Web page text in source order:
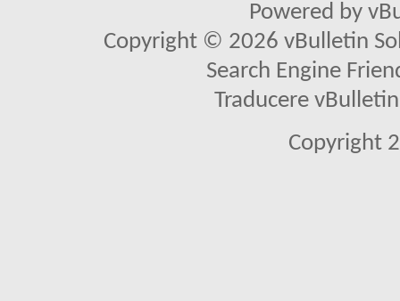
Powered by
Copyright © 2026 vBulletin
Search Engine
Traducere
Copyright